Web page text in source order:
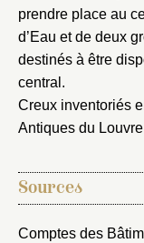
prendre place au
d’Eau et de deux
destinés à être
central.
Creux inventoriés
Antiques du
Sources
Comptes des